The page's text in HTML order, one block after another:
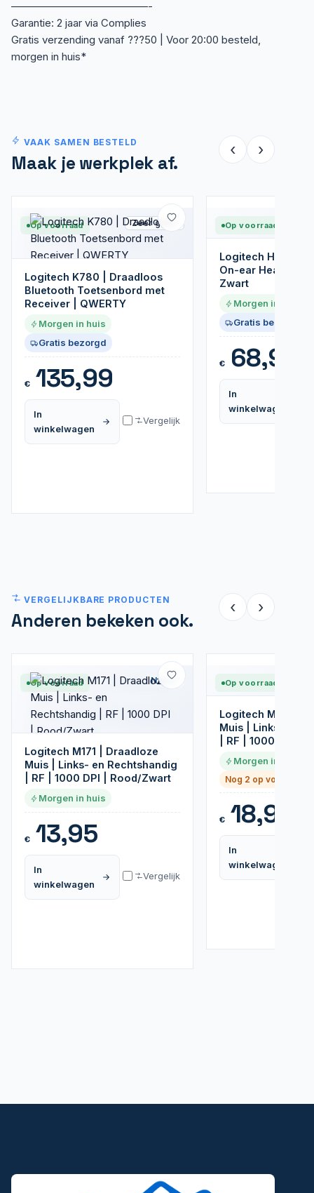
—————————————-
Garantie: 2 jaar via Complies
Gratis verzending vanaf ???50 | Voor 20:00 besteld,
morgen in huis*
VAAK SAMEN BESTELD
Maak je werkplek af.
‹ ›
Op voorraad Zeer goed
Logitech K780 | Draadloos
Bluetooth Toetsenbord met
Receiver | QWERTY
Morgen in huis
Gratis bezorgd
€135,99
In
winkelwagen
Vergelijk
Op voorraad
Logitech H650E |
On-ear Headset
Zwart
Morgen in huis
Gratis bezorgd
€68,95
In
winkelwagen
VERGELIJKBARE PRODUCTEN
Anderen bekeken ook.
‹ ›
Op voorraad Nieuw
Logitech M171 | Draadloze
Muis | Links- en Rechtshandig
| RF | 1000 DPI | Rood/Zwart
Morgen in huis
€13,95
In
winkelwagen
Vergelijk
Op voorraad
Logitech M220 |
Muis | Links- en
| RF | 1000 DPI |
Morgen in huis
Nog 2 op voorraad
€18,95
In
winkelwagen